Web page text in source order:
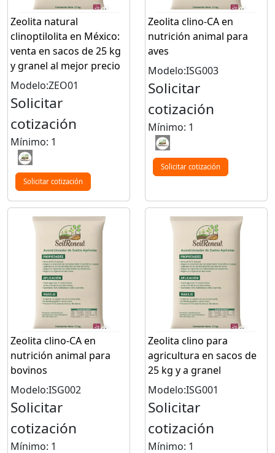
Zeolita natural
clinoptilolita en México:
venta en sacos de 25 kg
y granel al mejor precio
Modelo:ZEO01
Solicitar
cotización
Mínimo: 1
Solicitar cotización
Zeolita clino-CA en
nutrición animal para
aves
Modelo:ISG003
Solicitar
cotización
Mínimo: 1
Solicitar cotización
Zeolita clino-CA en
nutrición animal para
bovinos
Modelo:ISG002
Solicitar
cotización
Mínimo: 1
Zeolita clino para
agricultura en sacos de
25 kg y a granel
Modelo:ISG001
Solicitar
cotización
Mínimo: 1